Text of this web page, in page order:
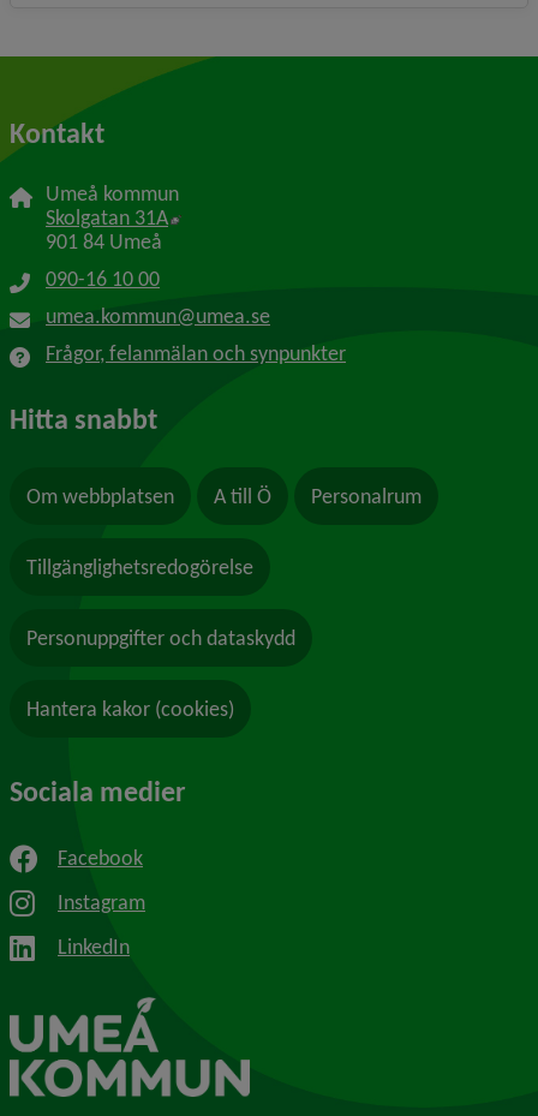
Kontakt
Umeå kommun
Skolgatan 31A Länk till annan webbplats, öppnas i nytt
901 84 Umeå
090-16 10 00
umea.kommun@umea.se
Frågor, felanmälan och synpunkter
Hitta snabbt
Om webbplatsen A till Ö Personalrum
Tillgänglighetsredogörelse
Personuppgifter och dataskydd
Hantera kakor (cookies)
Sociala medier
Facebook
Instagram
LinkedIn